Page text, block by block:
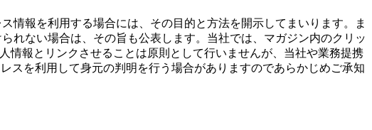
情報を利用する場合には、その目的と方法を開示してまいります。ま
れない場合は、その旨も公表します。当社では、マガジン内のクリッ
情報とリンクさせることは原則として行いませんが、当社や業務提携
スを利用して身元の判明を行う場合がありますのであらかじめご承知